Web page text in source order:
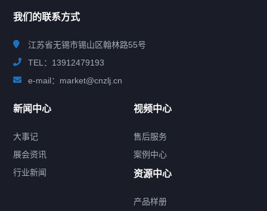
我们的联系方式
江苏省无锡市锡山区翰林路55号
TEL：13912479193
e-mail：market@cnzlj.cn
新闻中心
大事记
展会资讯
行业新闻
视频中心
售后服务
案例中心
资源中心
产品样册